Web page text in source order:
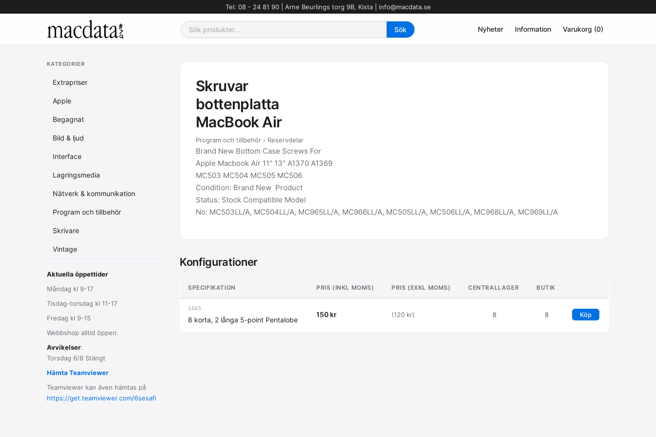
Tel: 08 - 24 81 90 | Arne Beurlings torg 9B, Kista | info@macdata.se
Nyheter Information Varukorg (0)
KATEGORIER
Extrapriser
Apple
Begagnat
Bild & ljud
Interface
Lagringsmedia
Nätverk & kommunikation
Program och tillbehör
Skrivare
Vintage
Aktuella öppettider
Måndag kl 9-17
Tisdag-torsdag kl 11-17
Fredag kl 9-15
Webbshop alltid öppen.
Avvikelser:
Torsdag 6/8 Stängt
Hämta Teamviewer
Teamviewer kan även hämtas på
https://get.teamviewer.com/6sesafi
Skruvar
bottenplatta
MacBook Air
Program och tillbehör › Reservdelar
Brand New Bottom Case Screws For
Apple Macbook Air 11" 13" A1370 A1369
MC503 MC504 MC505 MC506
Condition: Brand New Product
Status: Stock Compatible Model
No: MC503LL/A, MC504LL/A, MC965LL/A, MC966LL/A, MC505LL/A, MC506LL/A, MC968LL/A, MC969LL/A
Konfigurationer
SPECIFIKATION PRIS (INKL MOMS) PRIS (EXKL MOMS) CENTRALLAGER BUTIK
1065
8 korta, 2 långa 5-point Pentalobe
150 kr (120 kr) 8 8 Köp